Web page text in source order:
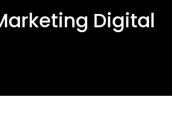
Digital